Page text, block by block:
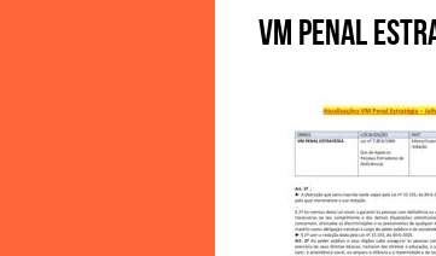
VM Penal